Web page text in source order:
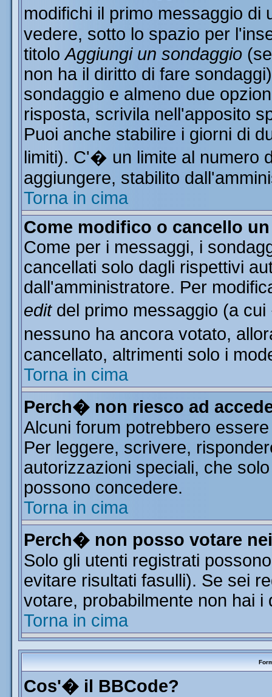
modifichi il primo messaggio
vedere, sotto lo spazio per
titoloAggiungi un sondaggio
non ha il diritto di fare
sondaggio e almeno due
risposta, scrivila nell'apposito
Puoi anche stabilire i giorni di
limiti). C'� un limite al numero
aggiungere, stabilito
Torna in cima
Come modifico o cancello
Come per i messaggi, i
cancellati solo dagli rispettivi
dall'amministratore. Per
editdel primo messaggio (a
nessuno ha ancora votato,
cancellato, altrimenti solo i
Torna in cima
Perch� non riesco ad
Alcuni forum potrebbero
Per leggere, scrivere,
autorizzazioni speciali, che
possono concedere.
Torna in cima
Perch� non posso votare
Solo gli utenti registrati
evitare risultati fasulli). Se sei
votare, probabilmente non hai
Torna in cima
Cos'� il BBCode?